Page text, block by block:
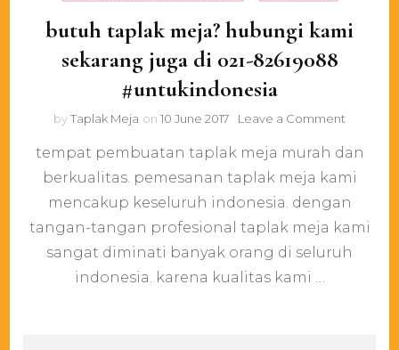
butuh taplak meja? hubungi kami
sekarang juga di 021-82619088
#untukindonesia
byTaplak Meja on 10 June 2017 Leave a Comment
taplak
meja?
kami
sekarang
di
tempat pembuatan taplak meja murah dan
berkualitas. pemesanan taplak meja kami
mencakup keseluruh indonesia. dengan
tangan-tangan profesional taplak meja kami
sangat diminati banyak orang di seluruh
indonesia. karena kualitas kami …